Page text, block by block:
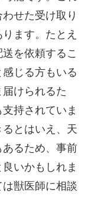
せた受け取り
ます。たとえ
を依頼するこ
じる方もいる
けられるた
持されていま
とはいえ、天
るため、事前
いかもしれま
獣医師に相談